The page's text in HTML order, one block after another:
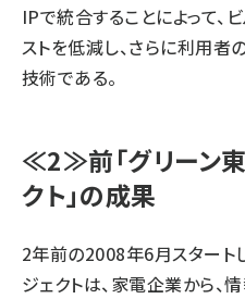
IPで統合することによって、
ストを低減し、さらに利用
技術である。
≪2≫前「グリーン
クト」の成果
2年前の2008年6月スタート
ジェクトは、家電企業から、